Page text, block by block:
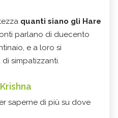
quanti siano gli Hare
parlano di duecento
e a loro si
simpatizzanti.
saperne di più su dove